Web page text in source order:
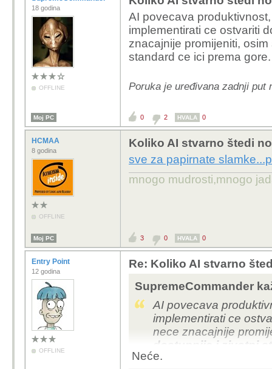
18 godina
OFFLINE
AI povecava
implementirati ce ostvariti
znacajnije promijeniti,
standard ce ici prema gore.
Poruka je uređivana zadnji put
Moj PC 0 2 HVALA 0
HCMAA
8 godina
OFFLINE
Koliko AI stvarno štedi
sve za papirnate
mnogo mudrosti,mnogo
Moj PC 3 0 HVALA 0
Entry Point
12 godina
OFFLINE
Re: Koliko AI stvarno
SupremeCommander
AI povecava
implementirati ce
nece znacajnije
dostupnije i zivotni
Neće.